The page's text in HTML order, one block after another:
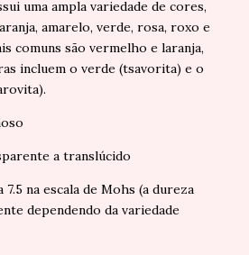
uma ampla variedade de cores,
amarelo, verde, rosa, roxo e
comuns são vermelho e laranja,
incluem o verde (tsavorita) e o
a translúcido
7.5 na escala de Mohs (a dureza
dependendo da variedade